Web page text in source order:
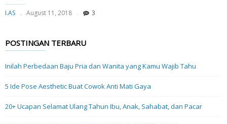
I.AS August 11, 2018 3
POSTINGAN TERBARU
Inilah Perbedaan Baju Pria dan Wanita yang Kamu Wajib Tahu
5 Ide Pose Aesthetic Buat Cowok Anti Mati Gaya
20+ Ucapan Selamat Ulang Tahun Ibu, Anak, Sahabat, dan Pacar